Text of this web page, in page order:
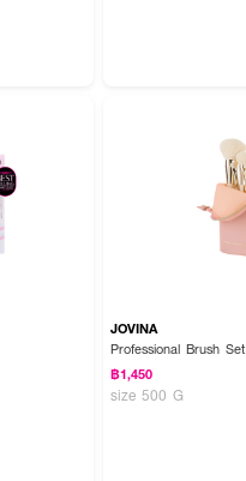
JOVINA
Professional Brush Set
฿1,450
size 500 G